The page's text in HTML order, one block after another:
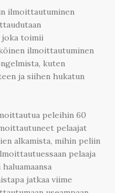
ilmoittautuminen
joka toimii
ilmoittautuminen
kuten
ja siihen hukatun
peleihin 60
pelaajat
alkamista, mihin peliin
pelaaja
jatkaa viime